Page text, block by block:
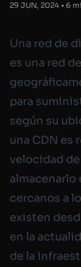
29 JUN, 2024 • 6
Una red de
es una red
para
según su
una CDN es
velocidad
almacenarlo
cercanos a
existen
en la
de la